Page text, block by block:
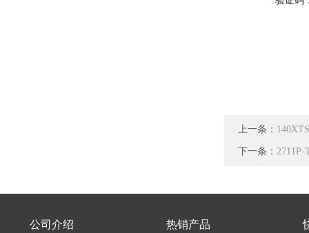
上一条：
下一条： 2711P-
公司介绍 热销产品